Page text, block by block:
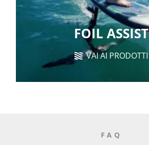
FOIL ASSIST
VAI AI PRODOTTI
FAQ